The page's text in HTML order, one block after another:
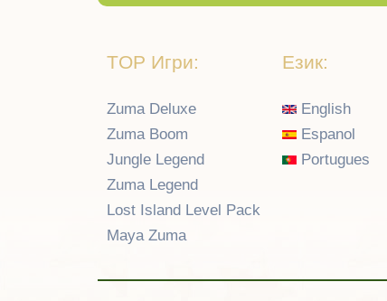
TOP Игри:
Zuma Deluxe
Zuma Boom
Jungle Legend
Zuma Legend
Lost Island Level Pack
Maya Zuma
Език:
English
Espanol
Portugues